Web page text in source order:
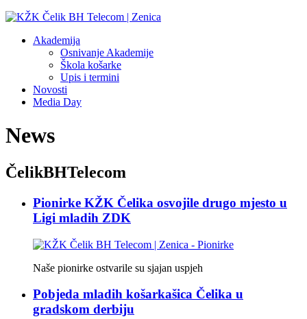
Akademija
Osnivanje Akademije
Škola košarke
Upis i termini
Novosti
Media Day
News
ČelikBHTelecom
Pionirke KŽK Čelika osvojile drugo mjesto u
Ligi mladih ZDK
Naše pionirke ostvarile su sjajan uspjeh
Pobjeda mladih košarkašica Čelika u
gradskom derbiju